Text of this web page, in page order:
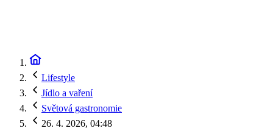
Lifestyle
Jídlo a vaření
Světová gastronomie
26. 4. 2026, 04:48